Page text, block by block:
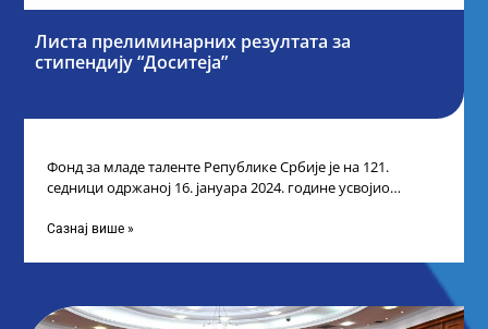
Листа прелиминарних резултата за
стипендију “Доситеја”
Фонд за младе таленте Републике Србије је на 121.
седници одржаној 16. јануара 2024. године усвојио
Сазнај више »